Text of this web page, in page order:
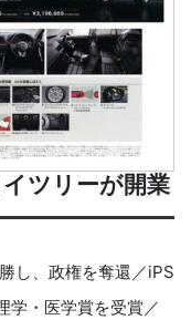
ツリーが開業
し、政権を奪還／iPS
学・医学賞を受賞／